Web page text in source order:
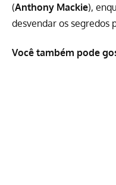
(Anthony Mackie),
desvendar os segredos
Você também pode